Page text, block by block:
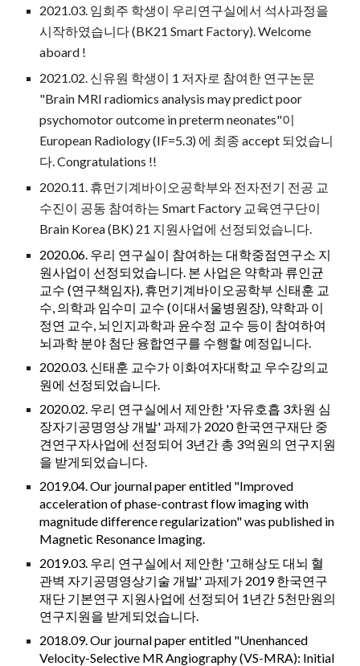
2021.03. 임희주 학생이 우리연구실에서 석사과정을
시작하였습니다 (BK21 Smart Factory). Welcome
aboard !
2021.02. 신유원 학생이 1 저자로 참여한 연구논문
"Brain MRI radiomics analysis may predict poor
psychomotor outcome in preterm neonates"이
European Radiology (IF=5.3) 에 최종 accept 되었습니
다. Congratulations !!
2020.11. 휴먼기계바이오공학부와 전자전기 전공 교
수진이 공동 참여하는 Smart Factory 교육연구단이
Brain Korea (BK) 21 지원사업에 선정되었습니다.
2020.06. 우리 연구실이 참여하는 대학중점연구소 지
원사업이 선정되었습니다. 본 사업은 약학과 류인균
교수 (연구책임자), 휴먼기계바이오공학부 신태훈 교
수, 의학과 임수미 교수 (이대서울병원장), 약학과 이
정연 교수, 뇌인지과학과 윤수정 교수 등이 참여하여
뇌과학 분야 첨단 융합연구를 수행할 예정입니다.
2020.03. 신태훈 교수가 이화여자대학교 우수강의교
원에 선정되었습니다.
2020.02. 우리 연구실에서 제안한 '자유호흡 3차원 심
장자기공명영상 개발' 과제가 2020 한국연구재단 중
견연구자사업에 선정되어 3년간 총 3억원의 연구지원
을 받게되었습니다.
2019.04. Our journal paper entitled "Improved
acceleration of phase-contrast flow imaging with
magnitude difference regularization" was published in
Magnetic Resonance Imaging.
2019.03. 우리 연구실에서 제안한 '고해상도 대뇌 혈
관벽 자기공명영상기술 개발' 과제가 2019한국연구
재단 기본연구 지원사업에 선정되어 1 년간 5천만원의
연구지원을 받게되었습니다.
2018.09.Our journal paper entitled "Unenhanced
Velocity-Selective MR Angiography (VS-MRA): Initial